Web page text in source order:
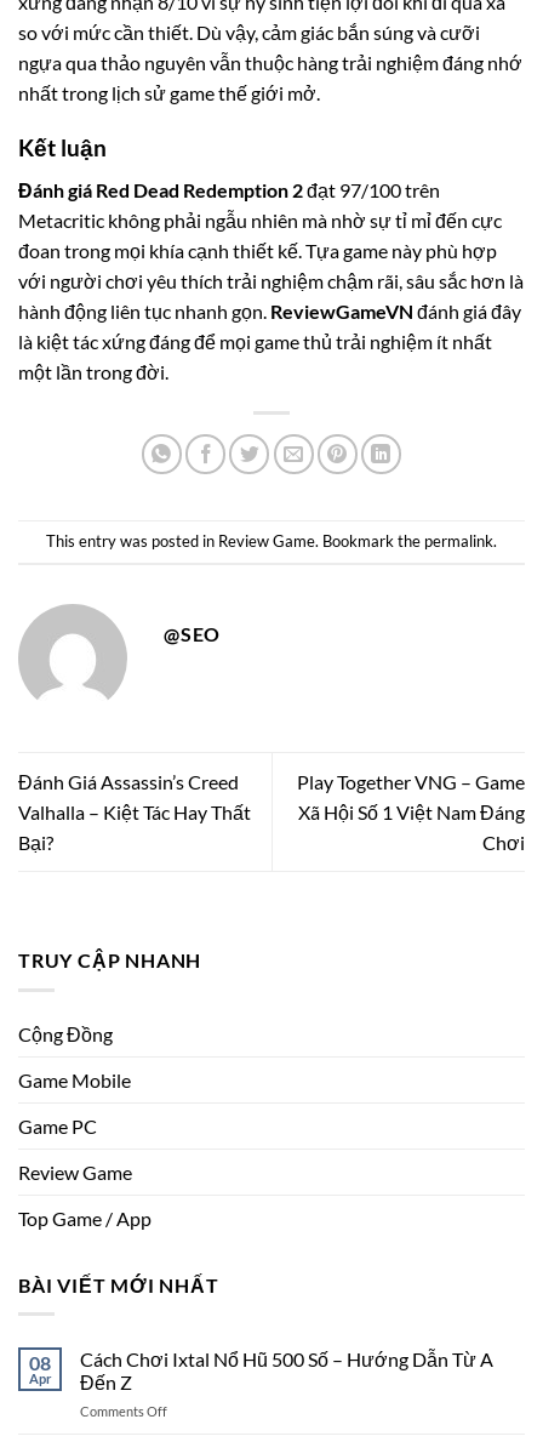
so với mức cần thiết. Dù vậy, cảm giác bắn súng và cưỡi
ngựa qua thảo nguyên vẫn thuộc hàng trải nghiệm đáng nhớ
nhất trong lịch sử game thế giới mở.
Kết luận
Đánh giá Red Dead Redemption 2đạt 97/100 trên
Metacritic không phải ngẫu nhiên mà nhờ sự tỉ mỉ đến cực
đoan trong mọi khía cạnh thiết kế. Tựa game này phù hợp
với người chơi yêu thích trải nghiệm chậm rãi, sâu sắc hơn là
hành động liên tục nhanh gọn. ReviewGameVN đánh giá đây
là kiệt tác xứng đáng để mọi game thủ trải nghiệm ít nhất
một lần trong đời.
This entry was posted in Review Game. Bookmark the permalink.
@SEO
Đánh Giá Assassin’s Creed
Valhalla – Kiệt Tác Hay Thất
Bại?
Play Together VNG – Game
Xã Hội Số 1 Việt Nam Đáng
Chơi
TRUY CẬP NHANH
Cộng Đồng
Game Mobile
Game PC
Review Game
Top Game / App
BÀI VIẾT MỚI NHẤT
08
Apr
Cách Chơi Ixtal Nổ Hũ 500 Số – Hướng Dẫn Từ A
Đến Z
Comments Offon